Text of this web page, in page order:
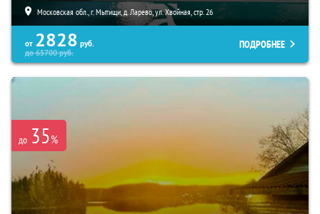
Московская обл., г. Мытищи, д. Ларево, ул. Хвойная, стр. 26
от 2828 руб.
до65700руб.
ПОДРОБНЕЕ
до 35%